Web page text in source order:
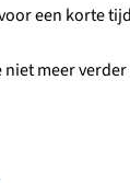
een korte
meer